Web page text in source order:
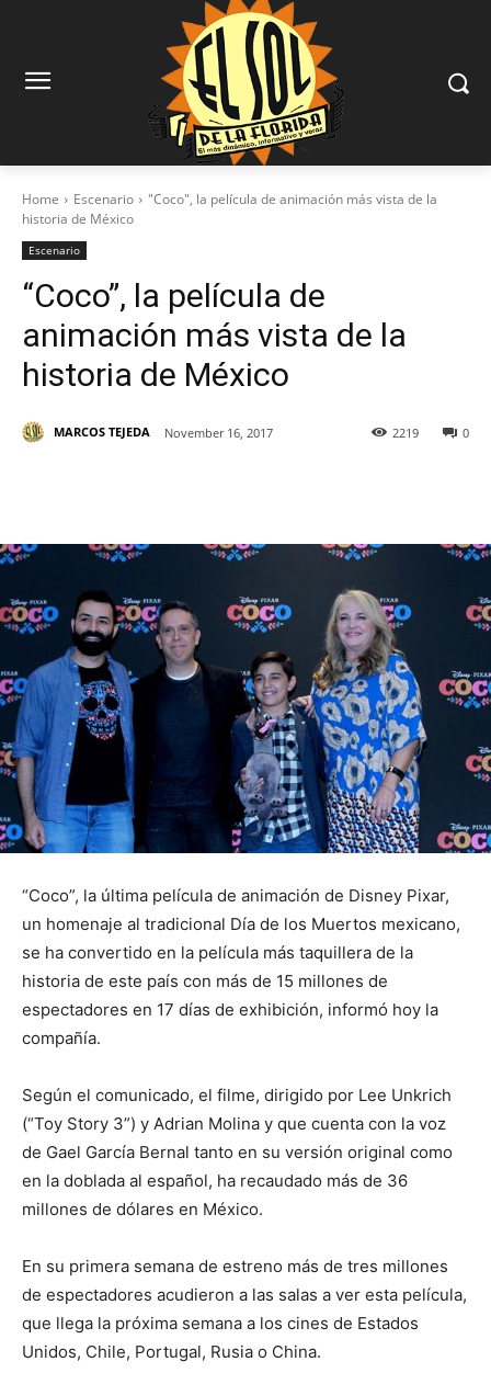
Home Escenario
"Coco", la película de animación más vista de la
historia de México
Escenario
“Coco”, la película de
animación más vista de la
historia de México
MARCOS TEJEDA November 16, 2017 0
2219
“Coco”, la última película de animación de Disney Pixar,
un homenaje al tradicional Día de los Muertos mexicano,
se ha convertido en la película más taquillera de la
historia de este país con más de 15 millones de
espectadores en 17 días de exhibición, informó hoy la
compañía.
Según el comunicado, el filme, dirigido por Lee Unkrich
(“Toy Story 3”) y Adrian Molina y que cuenta con la voz
de Gael García Bernal tanto en su versión original como
en la doblada al español, ha recaudado más de 36
millones de dólares en México.
En su primera semana de estreno más de tres millones
de espectadores acudieron a las salas a ver esta película,
que llega la próxima semana a los cines de Estados
Unidos, Chile, Portugal, Rusia o China.